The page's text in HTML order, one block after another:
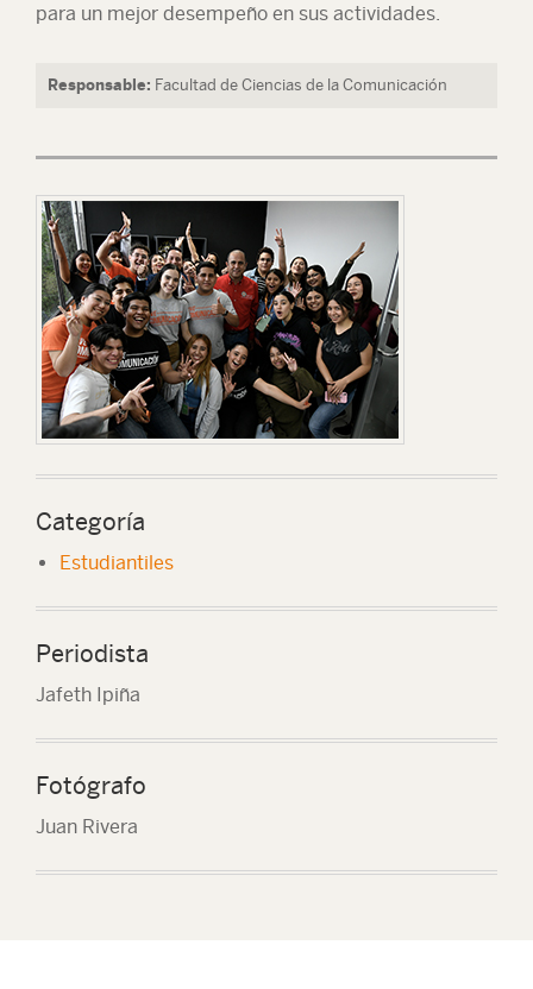
para un mejor desempeño en sus actividades.
Responsable: Facultad de Ciencias de la Comunicación
Categoría
Estudiantiles
Periodista
Jafeth Ipiña
Fotógrafo
Juan Rivera